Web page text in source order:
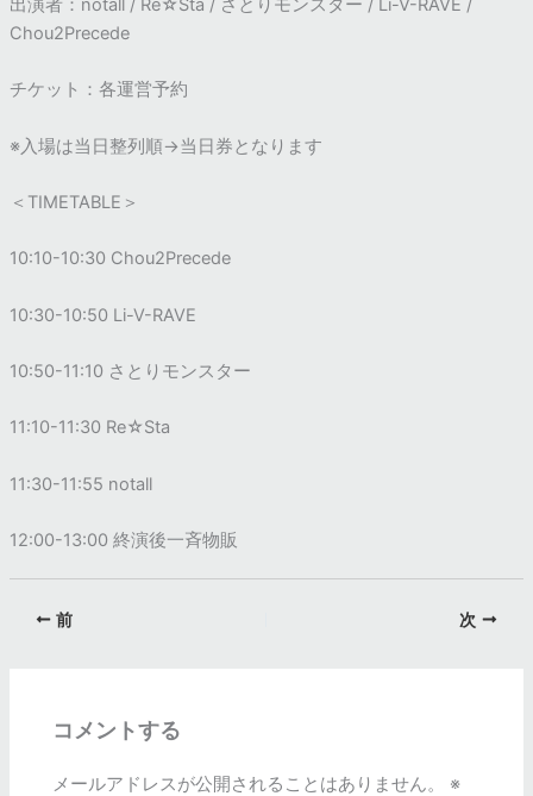
出演者： notall / Re☆Sta / さとりモンスター / Li-V-RAVE /
Chou2Precede
チケット：各運営予約
※入場は当日整列順→当日券となります
＜ TIMETABLE ＞
10:10-10:30 Chou2Precede
10:30-10:50 Li-V-RAVE
10:50-11:10 さとりモンスター
11:10-11:30 Re☆Sta
11:30-11:55 notall
12:00-13:00 終演後一斉物販
前 次
コメントする
メールアドレスが公開されることはありません。
※